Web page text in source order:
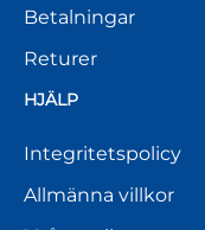
Betalningar
Returer
HJÄLP
Integritetspolicy
Allmänna villkor